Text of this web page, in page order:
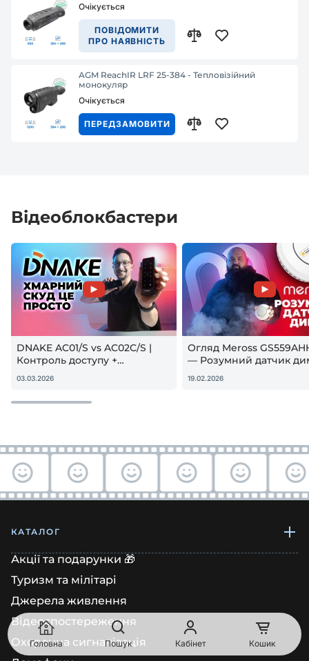
Очікується
ПОВІДОМИТИ
ПРО НАЯВНІСТЬ
AGM ReachIR LRF 25-384 - Тепловізійний
монокуляр
Очікується
ПЕРЕДЗАМОВИТИ
Відеоблокбастери
DNAKE AC01/S vs AC02C/S |
Контроль доступу +
гостьовий QR — реальна
настройка
03.03.2026
Огляд Meross
— Розумний датчик
Apple HomeKit! Чи
купувати?
19.02.2026
Головна Пошук Кабінет Кошик
КАТАЛОГ
Акції та подарунки 🎁
Туризм та мілітарі
Джерела живлення
Відеоспостереження
Охоронна сигналізація